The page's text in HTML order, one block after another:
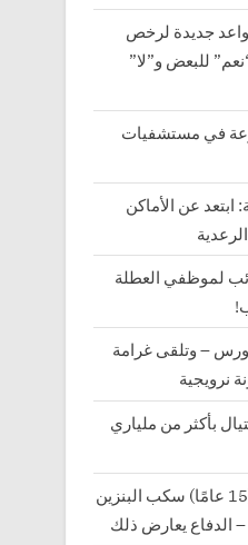
قواعد جديدة لرخص
للبعض و”لا”
في مستشفيات
ابتعد عن الأماكن
لموظفي العطلة
– وتلقى غرامة
بأكثر من ملياري
الشرطة ترى أن الفتى (15 عامًا) سكب البنزين
– الدفاع يعارض ذلك